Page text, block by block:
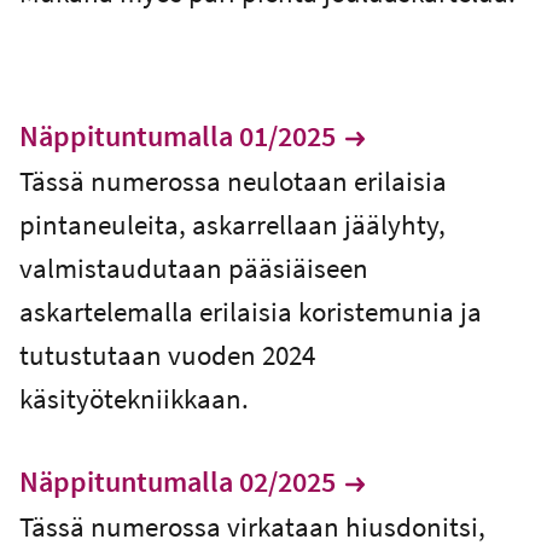
Näppituntumalla 01/2025
Tässä numerossa neulotaan erilaisia
pintaneuleita, askarrellaan jäälyhty,
valmistaudutaan pääsiäiseen
askartelemalla erilaisia koristemunia ja
tutustutaan vuoden 2024
käsityötekniikkaan.
Näppituntumalla 02/2025
Tässä numerossa virkataan hiusdonitsi,